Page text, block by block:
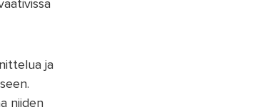
ja
niiden